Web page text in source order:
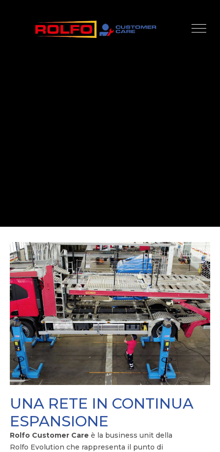
UNA RETE IN CONTINUA
ESPANSIONE
Rolfo Customer Care è la business unit della
Rolfo Evolution che rappresenta il punto di